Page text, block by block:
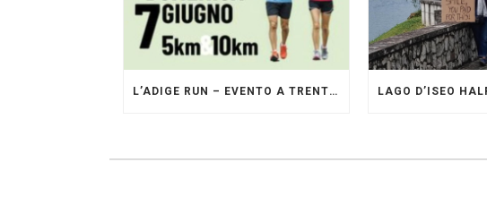
L’ADIGE RUN – EVENTO A TRENTO GESTITO DAI PACERS GLI ORIGINALI